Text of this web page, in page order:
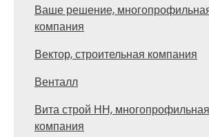
Ваше решение,
компания
Вектор, строительная компания
Венталл
Вита строй НН, многопрофильная
компания